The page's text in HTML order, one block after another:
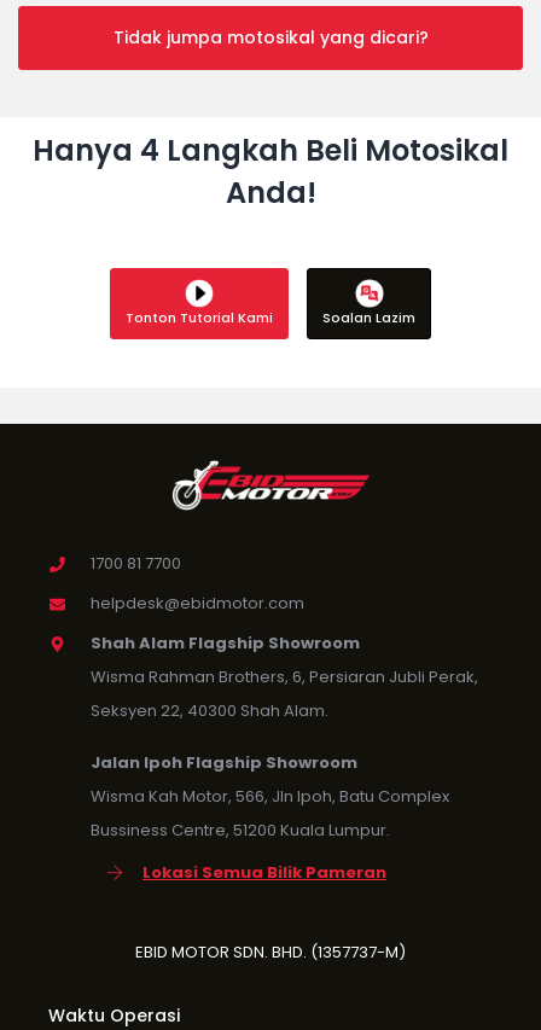
Tidak jumpa motosikal yang dicari?
Hanya 4 Langkah Beli Motosikal
Anda!
Tonton Tutorial Kami Soalan Lazim
1700 81 7700
helpdesk@ebidmotor.com
Shah Alam Flagship Showroom
Wisma Rahman Brothers, 6, Persiaran Jubli Perak,
Seksyen 22, 40300 Shah Alam.
Jalan Ipoh Flagship Showroom
Wisma Kah Motor, 566, Jln Ipoh, Batu Complex
Bussiness Centre, 51200 Kuala Lumpur.
Lokasi Semua Bilik Pameran
EBID MOTOR SDN. BHD. (1357737-M)
Waktu Operasi